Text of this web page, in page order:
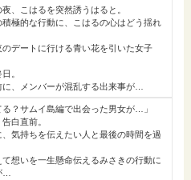
夜、こはるを突然誘うはると。
積極的な行動に、こはるの心はどう揺れ
のデートに行ける青い花を引いた女子
。
に、メンバーが混乱する出来事が…
る？サムイ島編で出会った男女が…」
白直前。
、気持ちを伝えたい人と最後の時間を過
て想いを一生懸命伝えるみさきの行動に
…